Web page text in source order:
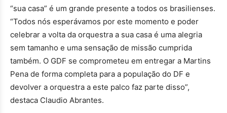
“sua casa” é um grande presente a todos os brasilienses.
“Todos nós esperávamos por este momento e poder
celebrar a volta da orquestra a sua casa é uma alegria
sem tamanho e uma sensação de missão cumprida
também. O GDF se comprometeu em entregar a Martins
Pena de forma completa para a população do DF e
devolver a orquestra a este palco faz parte disso”,
destaca Claudio Abrantes.